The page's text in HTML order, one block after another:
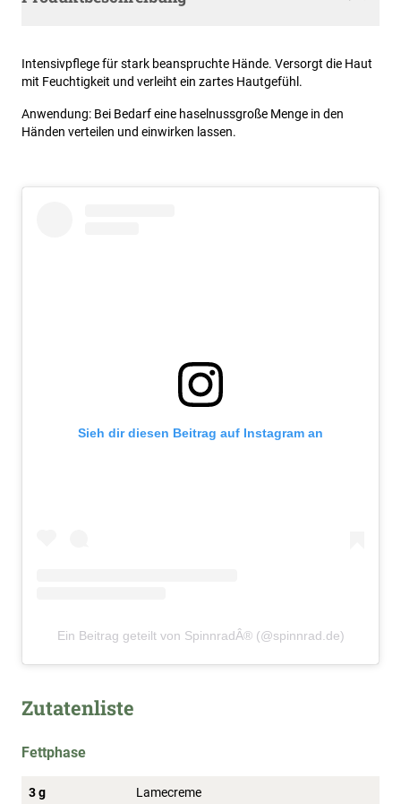
Intensivpflege für stark beanspruchte Hände. Versorgt die Haut
mit Feuchtigkeit und verleiht ein zartes Hautgefühl.
Anwendung: Bei Bedarf eine haselnussgroße Menge in den
Händen verteilen und einwirken lassen.
Sieh dir diesen Beitrag auf Instagram an
Ein Beitrag geteilt von SpinnradÂ® (@spinnrad.de)
Zutatenliste
Fettphase
3 g Lamecreme